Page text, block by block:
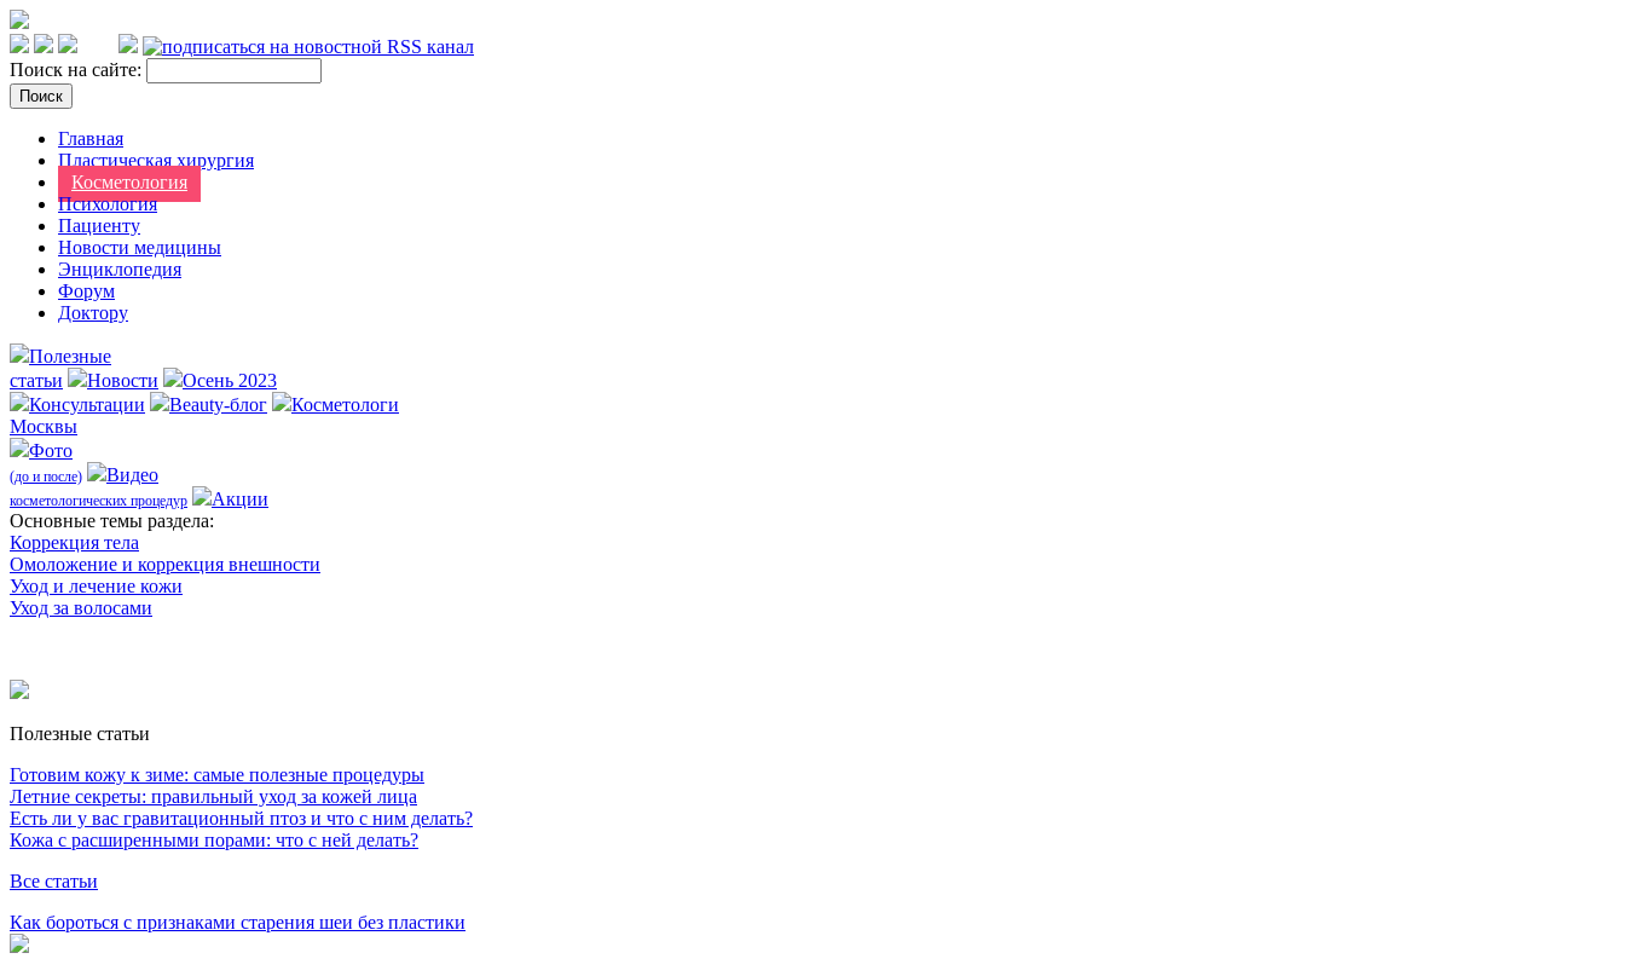
Поиск на сайте:
Главная
Пластическая хирургия
Косметология
Психология
Пациенту
Новости медицины
Энциклопедия
Форум
Доктору
Полезные
статьи
Новости
Осень 2023
Консультации
Beauty-блог
Косметологи
Москвы
Фото
(до и после) Видео
косметологических процедур
Акции
Оcновные темы раздела:
Коррекция тела
Омоложение и коррекция внешности
Уход и лечение кожи
Уход за волосами
Полезные статьи
Готовим кожу к зиме: самые полезные процедуры
Летние секреты: правильный уход за кожей лица
Есть ли у вас гравитационный птоз и что с ним делать?
Кожа с расширенными порами: что с ней делать?
Все статьи
Как бороться с признаками старения шеи без пластики